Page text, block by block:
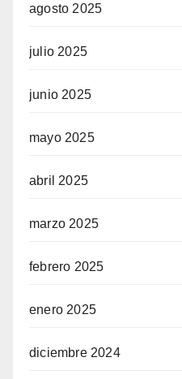
agosto 2025
julio 2025
junio 2025
mayo 2025
abril 2025
marzo 2025
febrero 2025
enero 2025
diciembre 2024